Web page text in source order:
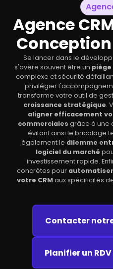
Agence
Se lancer dans le
s'avère souvent être un
complexe et sécurité
privilégier
transforme votre outil de
croissance stratégique.
aligner efficacement
commerciales grâce à une
évitant ainsi le bricolage
également le dilemme
logiciel du marché
investissement rapide.
concrètes pour
votre CRMaux spécificités
Contacter
Planifier un